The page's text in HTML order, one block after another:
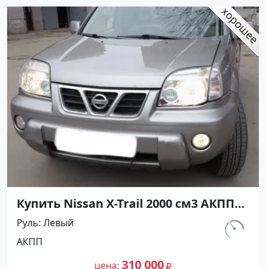
Купить Nissan X-Trail 2000 см3 АКПП
(140 л.с.) Бензин инжектор в
Новороссийск : цвет Серый
Внедорожник 2005 года по цене
310000 рублей, объявление №24561
км.
Руль Левый
АКПП
цена 310 000